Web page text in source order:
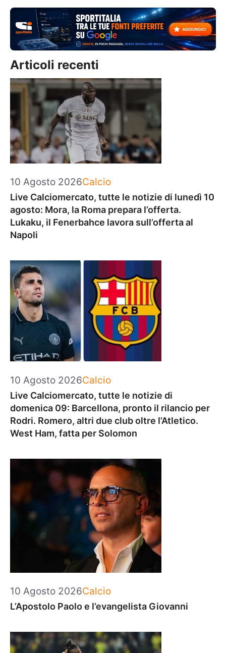
Articoli recenti
10 Agosto 2026Categorie
Calcio
Live Calciomercato, tutte le notizie di lunedì 10
agosto: Mora, la Roma prepara l’offerta.
Lukaku, il Fenerbahce lavora sull’offerta al
Napoli
10 Agosto 2026Categorie
Calcio
Live Calciomercato, tutte le notizie di
domenica 09: Barcellona, pronto il rilancio per
Rodri. Romero, altri due club oltre l’Atletico.
West Ham, fatta per Solomon
10 Agosto 2026Categorie
Calcio
L’Apostolo Paolo e l’evangelista Giovanni